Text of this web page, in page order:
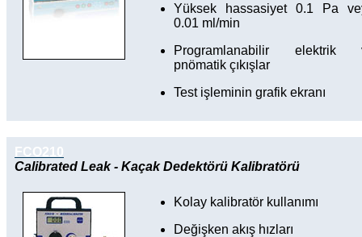
Yüksek hassasiyet 0.1 Pa
0.01 ml/min
Programlanabilir elektrik
pnömatik çıkışlar
Test işleminin grafik ekranı
FCO210
Calibrated Leak - Kaçak Dedektörü Kalibratörü
Kolay kalibratör kullanımı
Değişken akış hızları